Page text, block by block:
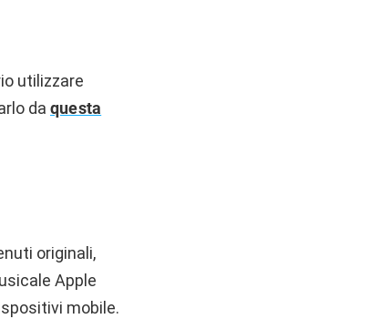
utilizzare
da questa
originali,
Apple
mobile.